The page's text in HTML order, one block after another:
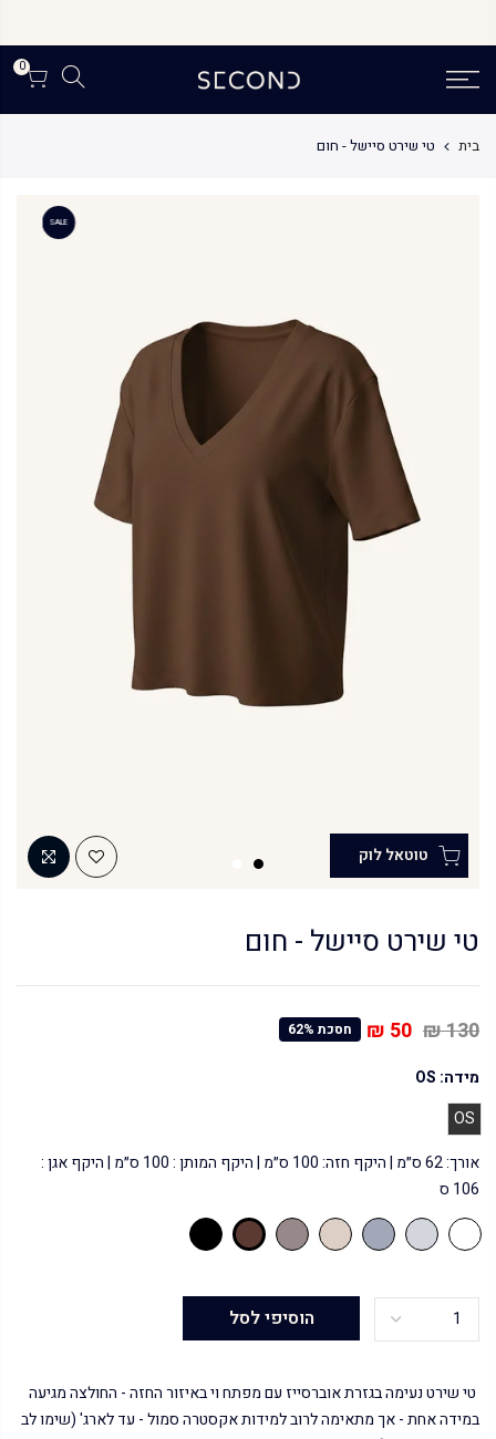
0
בית טי שירט סיישל - חום
SALE
טי שירט סיישל - חום
130 ₪
50 ₪ חסכת 62%
מידה: OS
OS
אורך: 62 ס״מ | היקף חזה: 100 ס״מ | היקף המותן : 100 ס״מ | היקף אגן :
106 ס
הוסיפי לסל
טי שירט נעימה בגזרת אוברסייז עם מפתח וי באיזור החזה - החולצה מגיעה
במידה אחת - אך מתאימה לרוב למידות אקסטרה סמול - עד לארג' (שימו לב